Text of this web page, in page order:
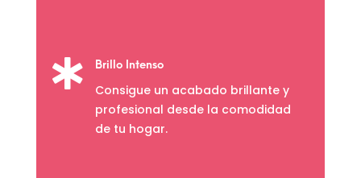
 Brillo Intenso
Consigue un acabado brillante y
profesional desde la comodidad
de tu hogar.